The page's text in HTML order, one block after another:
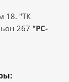
18. "ТК
267 "PC-